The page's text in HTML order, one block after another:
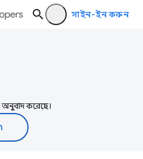
সাইন-ইন করুন
অনুবাদ করেছে।